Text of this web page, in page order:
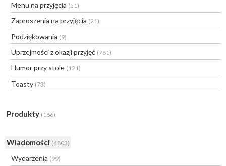
Menu na przyjęcia (51)
Zaproszenia na przyjęcia (21)
Podziękowania (9)
Uprzejmości z okazji przyjęć (781)
Humor przy stole (121)
Toasty (73)
Produkty (166)
Wiadomości (4803)
Wydarzenia (99)